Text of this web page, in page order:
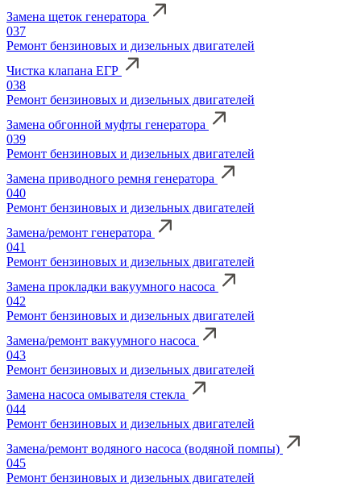
Замена щеток генератора
037
Ремонт бензиновых и дизельных двигателей
Чистка клапана ЕГР
038
Ремонт бензиновых и дизельных двигателей
Замена обгонной муфты генератора
039
Ремонт бензиновых и дизельных двигателей
Замена приводного ремня генератора
040
Ремонт бензиновых и дизельных двигателей
Замена/ремонт генератора
041
Ремонт бензиновых и дизельных двигателей
Замена прокладки вакуумного насоса
042
Ремонт бензиновых и дизельных двигателей
Замена/ремонт вакуумного насоса
043
Ремонт бензиновых и дизельных двигателей
Замена насоса омывателя стекла
044
Ремонт бензиновых и дизельных двигателей
Замена/ремонт водяного насоса (водяной помпы)
045
Ремонт бензиновых и дизельных двигателей